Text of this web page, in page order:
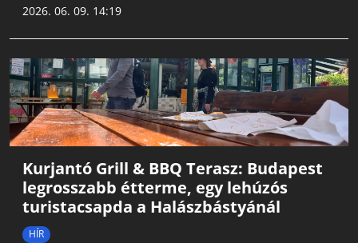
2026. 06. 09. 14:19
Kurjantó Grill & BBQ Terasz: Budapest
legrosszabb étterme, egy lehúzós
turistacsapda a Halászbástyánál
HÍR